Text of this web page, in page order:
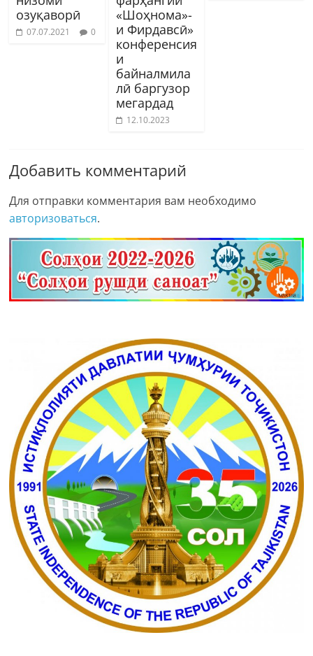
озуқаворӣ
07.07.2021 0
«Шоҳнома»-
и Фирдавсӣ»
конференсия
и
байналмила
лӣ баргузор
мегардад
12.10.2023
Добавить комментарий
Для отправки комментария вам необходимо
авторизоваться.